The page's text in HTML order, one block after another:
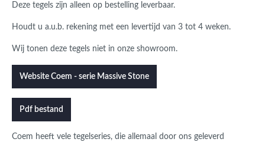
Deze tegels zijn alleen op bestelling leverbaar.
Houdt u a.u.b. rekening met een levertijd van 3 tot 4 weken.
Wij tonen deze tegels niet in onze showroom.
Website Coem - serie Massive Stone
Pdf bestand
Coem heeft vele tegelseries, die allemaal door ons geleverd